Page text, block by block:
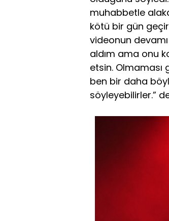
muhabbetle
kötü bir gün
videonun
aldım ama onu
etsin.
ben bir daha
söyleyebilirler.”